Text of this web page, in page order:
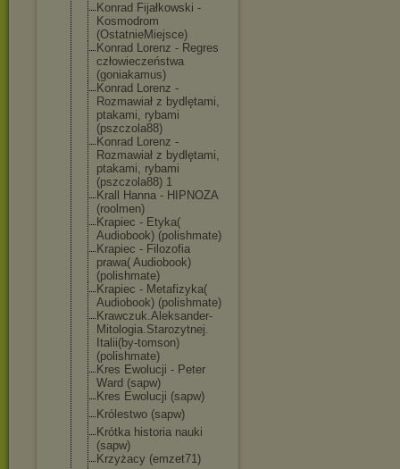
Konrad Fijałkowski -
Kosmodrom
(OstatnieMiejsce)
Konrad Lorenz - Regres
człowieczeństwa
(goniakamus)
Konrad Lorenz -
Rozmawiał z bydlętami,
ptakami, rybami
(pszczola88)
Konrad Lorenz -
Rozmawiał z bydlętami,
ptakami, rybami
(pszczola88) 1
Krall Hanna - HIPNOZA
(roolmen)
Krapiec - Etyka(
Audiobook) (polishmate)
Krapiec - Filozofia
prawa( Audiobook)
(polishmate)
Krapiec - Metafizyka(
Audiobook) (polishmate)
Krawczuk.Aleksander-
Mitologia.Starozytnej.
Italii(by-tomson)
(polishmate)
Kres Ewolucji - Peter
Ward (sapw)
Kres Ewolucji (sapw)
Królestwo (sapw)
Krótka historia nauki
(sapw)
Krzyżacy (emzet71)